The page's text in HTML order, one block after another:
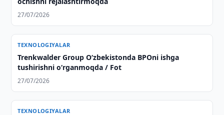
27/07/2026
TEXNOLOGIYALAR
Trenkwalder Group Oʻzbekistonda BPOni ishga
tushirishni oʻrganmoqda / Fot
27/07/2026
TEXNOLOGIYALAR